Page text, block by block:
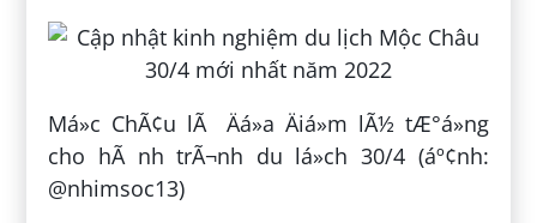
Má»c ChÃ¢u lÃ Äá»a Äiá»m lÃ½ tÆ°á»ng
cho hÃ nh trÃ¬nh du lá»ch 30/4 (áº¢nh:
@nhimsoc13)